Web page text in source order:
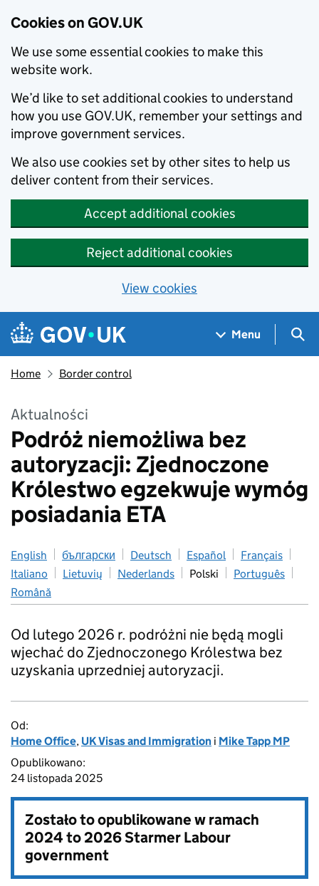
Cookies on GOV.UK
We use some essential cookies to make this
website work.
We’d like to set additional cookies to understand
how you use GOV.UK, remember your settings and
improve government services.
We also use cookies set by other sites to help us
deliver content from their services.
Accept additional cookies
Reject additional cookies
View cookies
Skip to main content
Navigation menu
Menu
Home Border control
Aktualności
Podróż niemożliwa bez
autoryzacji: Zjednoczone
Królestwo egzekwuje wymóg
posiadania ETA
English български Deutsch Español
Français
Italiano
Lietuvių Nederlands Polski
Português
Română
Od lutego 2026 r. podróżni nie będą mogli
wjechać do Zjednoczonego Królestwa bez
uzyskania uprzedniej autoryzacji.
Od:
Home Office, UK Visas and Immigration i Mike Tapp MP
Opublikowano:
24 listopada 2025
Zostało to opublikowane w ramach
2024 to 2026 Starmer Labour
government